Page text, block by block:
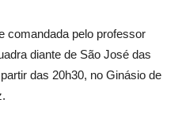
comandada pelo professor
diante de São José das
das 20h30, no Ginásio de